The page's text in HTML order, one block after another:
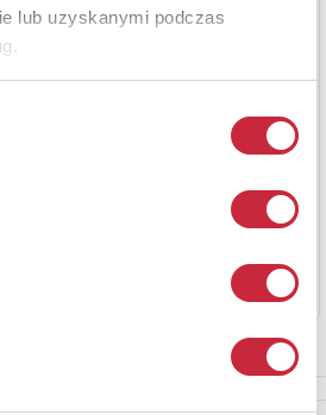
lub uzyskanymi podczas